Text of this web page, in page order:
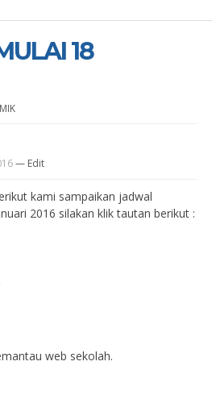
18
— Edit
kami sampaikan jadwal
2016 silakan klik tautan berikut :
web sekolah.